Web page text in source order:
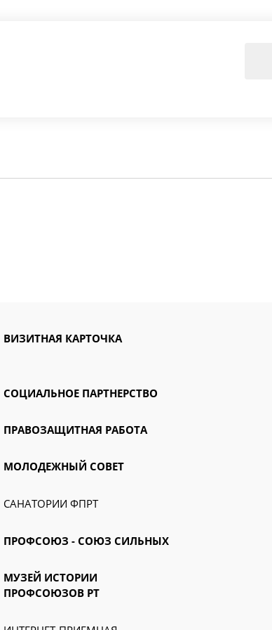
ВИЗИТНАЯ КАРТОЧКА
СОЦИАЛЬНОЕ ПАРТНЕРСТВО
ПРАВОЗАЩИТНАЯ РАБОТА
МОЛОДЕЖНЫЙ СОВЕТ
САНАТОРИИ ФПРТ
ПРОФСОЮЗ - СОЮЗ СИЛЬНЫХ
МУЗЕЙ ИСТОРИИ
ПРОФСОЮЗОВ РТ